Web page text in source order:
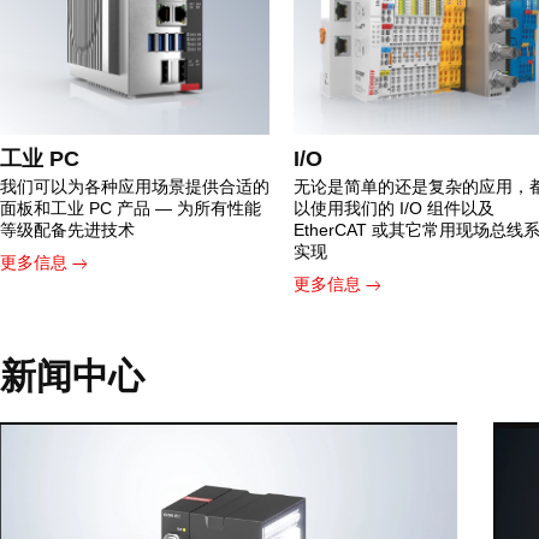
工业 PC
我们可以为各种应用场景提供合适的
面板和工业 PC 产品 — 为所有性能
等级配备先进技术
更多信息
I/O
无论是简单的还是复杂的应用，
以使用我们的 I/O 组件以及
EtherCAT 或其它常用现场总线
实现
更多信息
新闻中心